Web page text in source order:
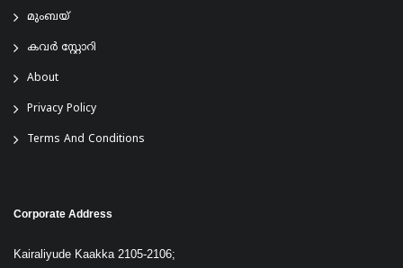
മുംബയ്
കവർ സ്റ്റോറി
About
Privacy Policy
Terms And Conditions
Corporate Address
Kairaliyude Kaakka 2105-2106;